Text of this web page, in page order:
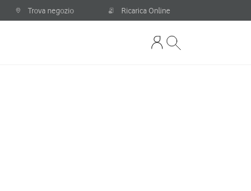
Trova negozio Ricarica Online